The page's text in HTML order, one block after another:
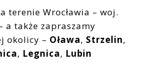
terenie Wrocławia – woj.
a także zapraszamy
okolicy – Oława, Strzelin,
, Legnica, Lubin